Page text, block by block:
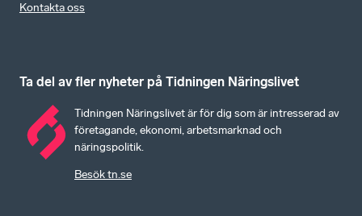
Kontakta oss
Ta del av fler nyheter på Tidningen Näringslivet
Tidningen Näringslivet är för dig som är intresserad av
företagande, ekonomi, arbetsmarknad och
näringspolitik.
Besök tn.se